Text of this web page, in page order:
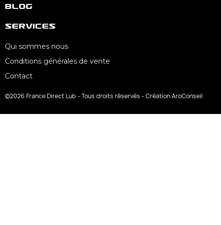
Blog
Services
Qui sommes nous
Conditions générales de vente
Contact
©2026 France Direct Lub - Tous droits réservés - Création AroConseil